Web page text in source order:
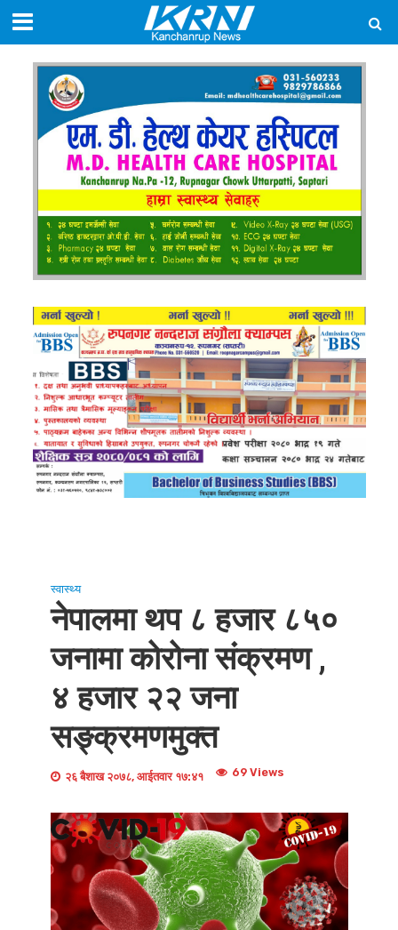
स्वास्थ्य
नेपालमा थप ८ हजार ८५०
जनामा कोरोना संक्रमण ,
४ हजार २२ जना
सङ्क्रमणमुक्त
२६ बैशाख २०७८, आईतवार १७:४१ 69 Views